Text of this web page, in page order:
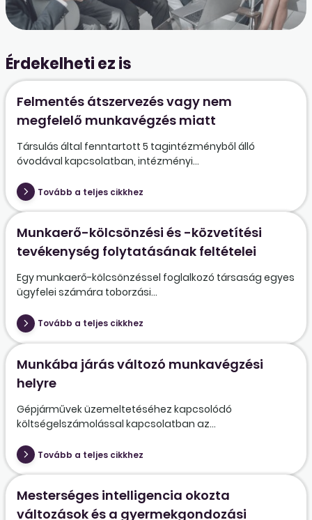
Érdekelheti ez is
Felmentés átszervezés vagy nem
megfelelő munkavégzés miatt
Társulás által fenntartott 5 tagintézményből álló
óvodával kapcsolatban, intézményi...
Tovább a teljes cikkhez
Munkaerő-kölcsönzési és -közvetítési
tevékenység folytatásának feltételei
Egy munkaerő-kölcsönzéssel foglalkozó társaság egyes
ügyfelei számára toborzási...
Tovább a teljes cikkhez
Munkába járás változó munkavégzési
helyre
Gépjárművek üzemeltetéséhez kapcsolódó
költségelszámolással kapcsolatban az...
Tovább a teljes cikkhez
Mesterséges intelligencia okozta
változások és a gyermekgondozási